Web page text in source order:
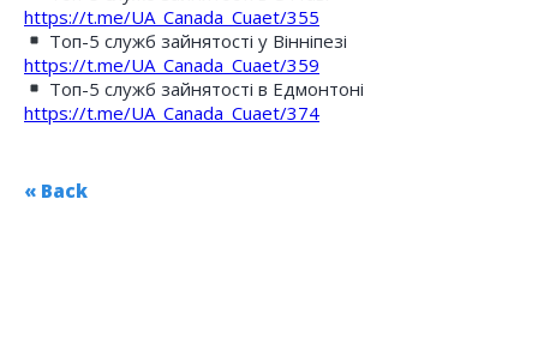
https://t.me/UA_Canada_Cuaet/355
Топ-5 служб зайнятості у Вінніпезі
https://t.me/UA_Canada_Cuaet/359
Топ-5 служб зайнятості в Едмонтоні
https://t.me/UA_Canada_Cuaet/374
« Back